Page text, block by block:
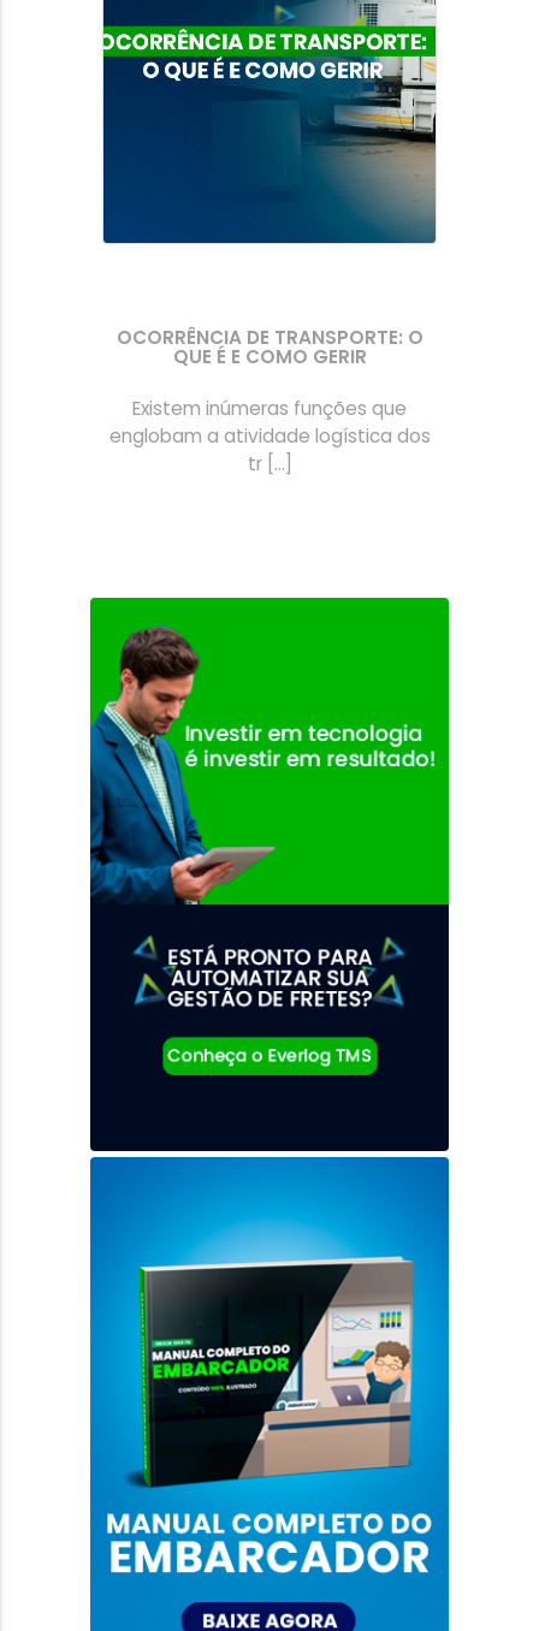
OCORRÊNCIA DE TRANSPORTE: O
QUE É E COMO GERIR
Existem inúmeras funções que
englobam a atividade logística dos
tr [...]